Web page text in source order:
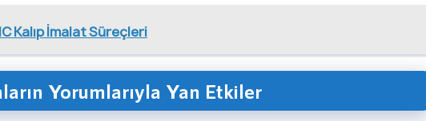
Kalıp İmalat Süreçleri
Yorumlarıyla Yan Etkiler